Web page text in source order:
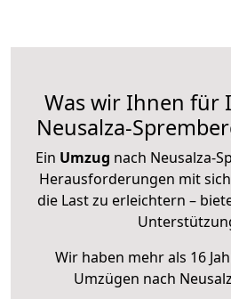
Was wir Ihnen für
Neusalza-
Ein Umzug nach Neusalza-
Herausforderungen mit
die Last zu erleichtern –
Wir haben mehr als 16
Umzügen nach